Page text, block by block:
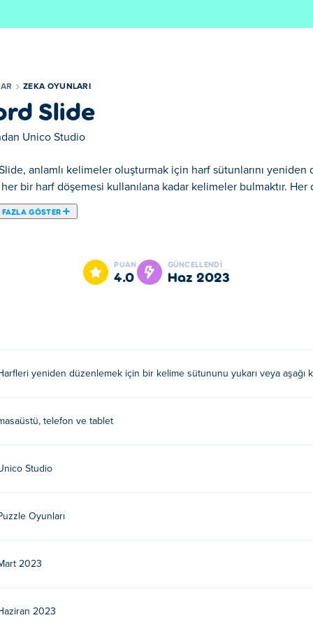
ZEKA OYUNLARI
Slide
Unico Studio
anlamlı kelimeler oluşturmak için harf sütunlarını
bir harf döşemesi kullanılana kadar kelimeler bulmaktır.
GÖSTER
harf sütunlarını yeniden düzenlediğiniz bir bulmaca
Her biri 50 zorluk içeren altı dil vardır. Sıkışırsanız, hangi
zorsa bir seviyeyi de atlayabilirsiniz. Word Slide'ı
karoların rengi değişmelidir.
PUAN
4.0
GÜNCELLENDI
Haz 2023
yeniden düzenlemek için bir kelime sütununu yukarı veya aşağı
telefon ve tablet
Studio
Oyunları
2023
2023